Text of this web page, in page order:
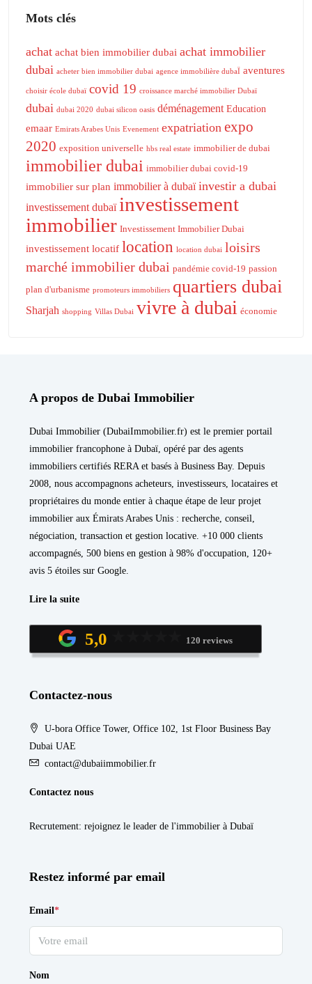
Mots clés
achat achat bien immobilier dubai achat immobilier
dubai acheter bien immobilier dubai agence immobilière dubaÏ aventures
choisir école dubaï covid 19 croissance marché immobilier Dubaï
dubai dubai 2020 dubai silicon oasis déménagement Education
emaar Emirats Arabes Unis Evenement expatriation expo
2020 exposition universelle hbs real estate immobilier de dubai
immobilier dubai immobilier dubai covid-19
immobilier sur plan immobilier à dubaï investir a dubai
investissement dubaï investissement
immobilier Investissement Immobilier Dubai
investissement locatif location location dubai loisirs
marché immobilier dubai pandémie covid-19 passion
plan d'urbanisme promoteurs immobiliers quartiers dubai
Sharjah shopping Villas Dubai vivre à dubai économie
A propos de Dubai Immobilier
Dubai Immobilier (DubaiImmobilier.fr) est le premier portail
immobilier francophone à Dubaï, opéré par des agents
immobiliers certifiés RERA et basés à Business Bay. Depuis
2008, nous accompagnons acheteurs, investisseurs, locataires et
propriétaires du monde entier à chaque étape de leur projet
immobilier aux Émirats Arabes Unis : recherche, conseil,
négociation, transaction et gestion locative. +10 000 clients
accompagnés, 500 biens en gestion à 98% d'occupation, 120+
avis 5 étoiles sur Google.
Lire la suite
5,0 120 reviews
Contactez-nous
U-bora Office Tower, Office 102, 1st Floor Business Bay
Dubai UAE
contact@dubaiimmobilier.fr
Contactez nous
Recrutement: rejoignez le leader de l'immobilier à Dubaï
Restez informé par email
Email *
Nom